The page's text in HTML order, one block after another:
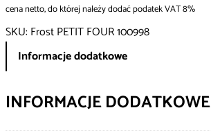
cena netto, do której należy dodać podatek VAT 8%
SKU: Frost PETIT FOUR 100998
Informacje dodatkowe
INFORMACJE DODATKOWE